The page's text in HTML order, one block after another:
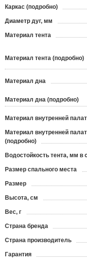
Каркас (подробно)
Диаметр дуг, мм
Материал тента
Материал тента (подробно)
Материал дна
Материал дна (подробно)
Материал внутренней
Материал внутренней
(подробно)
Водостойкость тента, мм в
Размер спального места
Размер
Высота, см
Вес, г
Страна бренда
Страна производитель
Гарантия